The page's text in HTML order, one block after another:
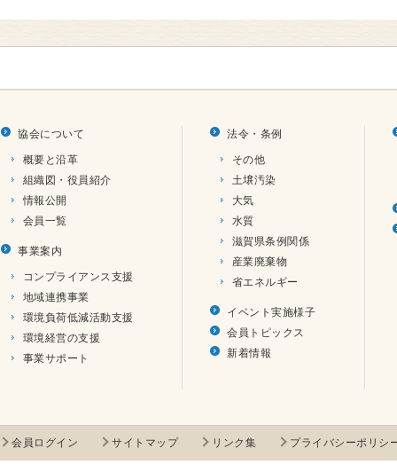
協会について
概要と沿革
組織図・役員紹介
情報公開
会員一覧
事業案内
コンプライアンス支援
地域連携事業
環境負荷低減活動支援
環境経営の支援
事業サポート
法令・条例
その他
土壌汚染
大気
水質
滋賀県条例関係
産業廃棄物
省エネルギー
イベント実施様子
会員トピックス
新着情報
会員ログイン サイトマップ リンク集 プライバシーポリシ